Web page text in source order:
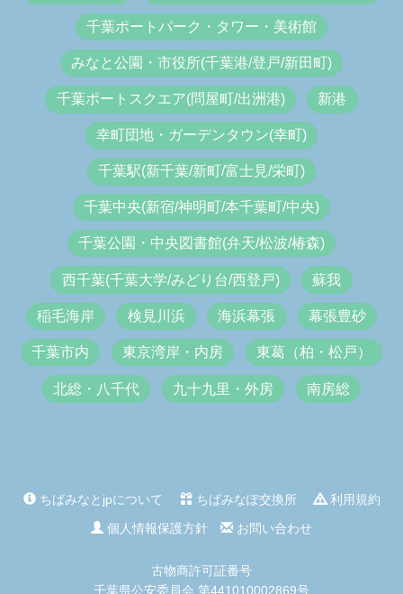
千葉ポートパーク・タワー・美術館
みなと公園・市役所(千葉港/登戸/新田町)
千葉ポートスクエア(問屋町/出洲港) 新港
幸町団地・ガーデンタウン(幸町)
千葉駅(新千葉/新町/富士見/栄町)
千葉中央(新宿/神明町/本千葉町/中央)
千葉公園・中央図書館(弁天/松波/椿森)
西千葉(千葉大学/みどり台/西登戸) 蘇我
稲毛海岸 検見川浜 海浜幕張 幕張豊砂
千葉市内 東京湾岸・内房 東葛（柏・松戸）
北総・八千代 九十九里・外房 南房総
ちばみなとjpについて ちばみなぽ交換所
利用規約
個人情報保護方針
お問い合わせ
古物商許可証番号
千葉県公安委員会 第441010002869号